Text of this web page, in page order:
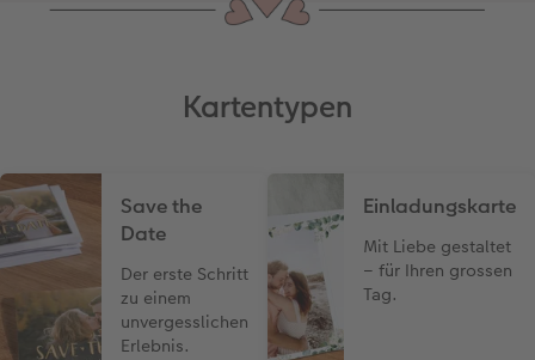
Kartentypen
Save the
Date
Der erste Schritt
zu einem
unvergesslichen
Erlebnis.
Einladungskarte
Mit Liebe gestaltet
– für Ihren grossen
Tag.